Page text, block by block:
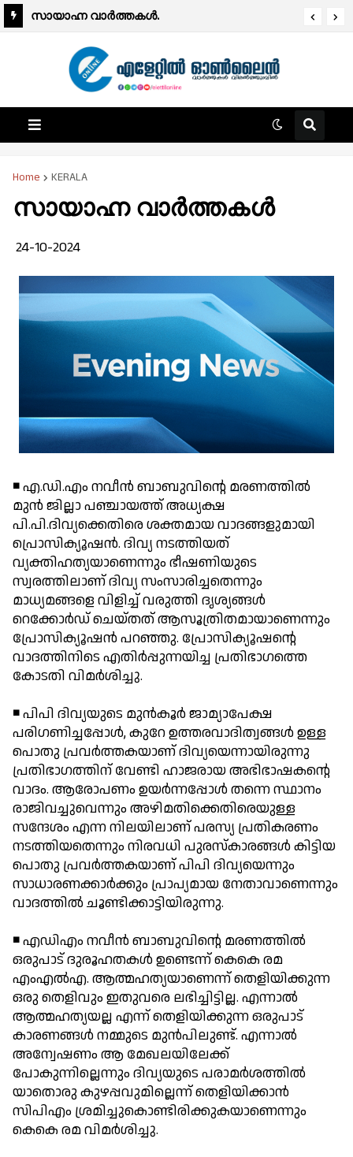
സായാഹ്ന വാര്‍ത്തകള്‍.
Home KERALA
സായാഹ്ന വാർത്തകൾ
24-10-2024
◾ എ.ഡി.എം നവീന്‍ ബാബുവിന്റെ മരണത്തില്‍
മുന്‍ ജില്ലാ പഞ്ചായത്ത് അധ്യക്ഷ
പി.പി.ദിവ്യക്കെതിരെ ശക്തമായ വാദങ്ങളുമായി
പ്രൊസിക്യൂഷന്‍. ദിവ്യ നടത്തിയത്
വ്യക്തിഹത്യയാണെന്നും ഭീഷണിയുടെ
സ്വരത്തിലാണ് ദിവ്യ സംസാരിച്ചതെന്നും
മാധ്യമങ്ങളെ വിളിച്ച് വരുത്തി ദൃശ്യങ്ങള്‍
റെക്കോര്‍ഡ് ചെയ്തത് ആസൂത്രിതമായാണെന്നും
പ്രോസിക്യൂഷന്‍ പറഞ്ഞു. പ്രോസിക്യൂഷന്റെ
വാദത്തിനിടെ എതിര്‍പ്പുന്നയിച്ച പ്രതിഭാഗത്തെ
കോടതി വിമര്‍ശിച്ചു.
◾ പിപി ദിവ്യയുടെ മുന്‍കൂര്‍ ജാമ്യാപേക്ഷ
പരിഗണിച്ചപ്പോള്‍, കുറേ ഉത്തരവാദിത്വങ്ങള്‍ ഉള്ള
പൊതു പ്രവര്‍ത്തകയാണ് ദിവ്യയെന്നായിരുന്നു
പ്രതിഭാഗത്തിന് വേണ്ടി ഹാജരായ അഭിഭാഷകന്റെ
വാദം. ആരോപണം ഉയര്‍ന്നപ്പോള്‍ തന്നെ സ്ഥാനം
രാജിവച്ചുവെന്നും അഴിമതിക്കെതിരെയുള്ള
സന്ദേശം എന്ന നിലയിലാണ് പരസ്യ പ്രതികരണം
നടത്തിയതെന്നും നിരവധി പുരസ്‌കാരങ്ങള്‍ കിട്ടിയ
പൊതു പ്രവര്‍ത്തകയാണ് പിപി ദിവ്യയെന്നും
സാധാരണക്കാര്‍ക്കും പ്രാപ്യമായ നേതാവാണെന്നും
വാദത്തില്‍ ചൂണ്ടിക്കാട്ടിയിരുന്നു.
◾ എഡിഎം നവീന്‍ ബാബുവിന്റെ മരണത്തില്‍
ഒരുപാട് ദുരൂഹതകള്‍ ഉണ്ടെന്ന് കെകെ രമ
എംഎല്‍എ. ആത്മഹത്യയാണെന്ന് തെളിയിക്കുന്ന
ഒരു തെളിവും ഇതുവരെ ലഭിച്ചിട്ടില്ല. എന്നാല്‍
ആത്മഹത്യയല്ല എന്ന് തെളിയിക്കുന്ന ഒരുപാട്
കാരണങ്ങള്‍ നമ്മുടെ മുന്‍പിലുണ്ട്. എന്നാല്‍
അന്വേഷണം ആ മേഖലയിലേക്ക്
പോകുന്നില്ലെന്നും ദിവ്യയുടെ പരാമര്‍ശത്തില്‍
യാതൊരു കുഴപ്പവുമില്ലെന്ന് തെളിയിക്കാന്‍
സിപിഎം ശ്രമിച്ചുകൊണ്ടിരിക്കുകയാണെന്നും
കെകെ രമ വിമര്‍ശിച്ചു.